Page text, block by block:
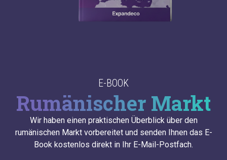
E-BOOK
Rumänischer Markt
Wir haben einen praktischen Überblick über den
rumänischen Markt vorbereitet und senden Ihnen das E-
Book kostenlos direkt in Ihr E-Mail-Postfach.